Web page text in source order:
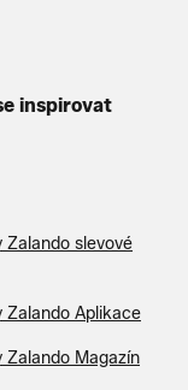
inspirovat
Zalando slevové
Zalando Aplikace
Zalando Magazín